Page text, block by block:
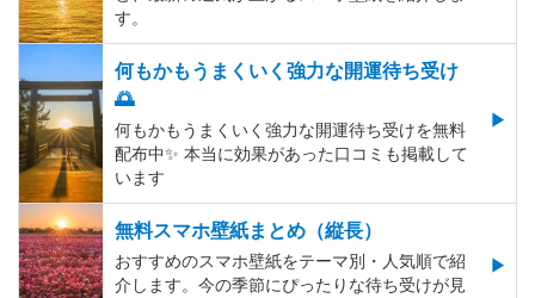
す。
何もかもうまくいく強力な開運待ち受け
🌅
何もかもうまくいく強力な開運待ち受けを無料
配布中✨️ 本当に効果があった口コミも掲載して
います
無料スマホ壁紙まとめ（縦長）
おすすめのスマホ壁紙をテーマ別・人気順で紹
介します。今の季節にぴったりな待ち受けが見